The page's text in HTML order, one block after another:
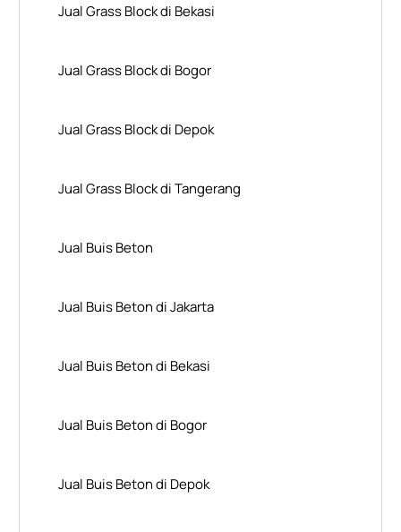
Jual Grass Block di Bekasi
Jual Grass Block di Bogor
Jual Grass Block di Depok
Jual Grass Block di Tangerang
Jual Buis Beton
Jual Buis Beton di Jakarta
Jual Buis Beton di Bekasi
Jual Buis Beton di Bogor
Jual Buis Beton di Depok